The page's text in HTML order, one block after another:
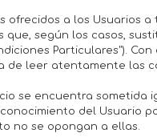
ofrecidos a los Usuarios
según los casos,
Particulares").
de leer atentamente las
se encuentra sometida
del Usuario
no se opongan a ellas.